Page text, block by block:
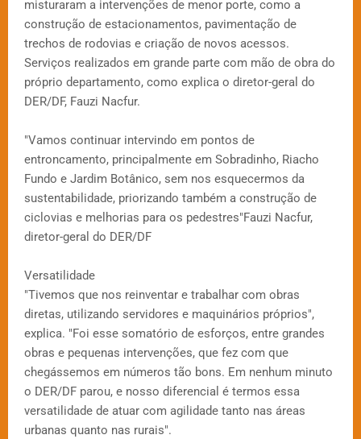
misturaram a intervenções de menor porte, como a
construção de estacionamentos, pavimentação de
trechos de rodovias e criação de novos acessos.
Serviços realizados em grande parte com mão de obra do
próprio departamento, como explica o diretor-geral do
DER/DF, Fauzi Nacfur.
"Vamos continuar intervindo em pontos de
entroncamento, principalmente em Sobradinho, Riacho
Fundo e Jardim Botânico, sem nos esquecermos da
sustentabilidade, priorizando também a construção de
ciclovias e melhorias para os pedestres"Fauzi Nacfur,
diretor-geral do DER/DF
Versatilidade
"Tivemos que nos reinventar e trabalhar com obras
diretas, utilizando servidores e maquinários próprios",
explica. "Foi esse somatório de esforços, entre grandes
obras e pequenas intervenções, que fez com que
chegássemos em números tão bons. Em nenhum minuto
o DER/DF parou, e nosso diferencial é termos essa
versatilidade de atuar com agilidade tanto nas áreas
urbanas quanto nas rurais".